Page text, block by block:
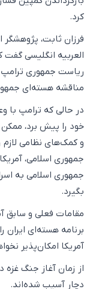
کرد.
فرزان ثابت،
العربیه انگلیسی
ریاست جمهوری ترامپ
مناقشه هسته‌ای
در حالی که ترامپ با
خود را پیش برد،
و کمک‌های نظامی لازم
جمهوری اسلامی،
بگیرد.
مقامات فعلی و سابق
برنامه هسته‌ای ایران
آمریکا امکان‌پذیر
دچار آسیب شده‌اند.